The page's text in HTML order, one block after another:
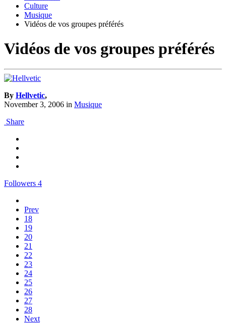
Culture
Musique
Vidéos de vos groupes préférés
Vidéos de vos groupes préférés
By Hellvetic,
November 3, 2006 in Musique
Share
Followers 4
Prev
18
19
20
21
22
23
24
25
26
27
28
Next